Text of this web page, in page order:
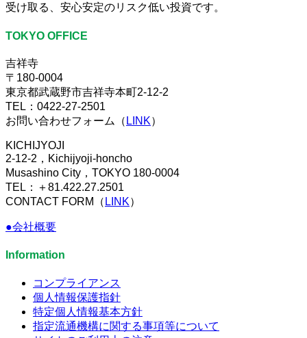
受け取る、安心安定のリスク低い投資です。
TOKYO OFFICE
吉祥寺
〒180-0004
東京都武蔵野市吉祥寺本町2-12-2
TEL：0422-27-2501
お問い合わせフォーム（ LINK）
KICHIJYOJI
2-12-2，Kichijyoji-honcho
Musashino City，TOKYO 180-0004
TEL：＋81.422.27.2501
CONTACT FORM（ LINK）
●会社概要
Information
コンプライアンス
個人情報保護指針
特定個人情報基本方針
指定流通機構に関する事項等について